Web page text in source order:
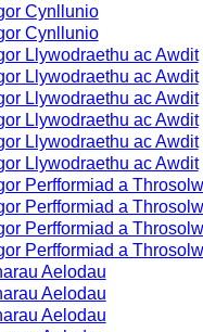
Cynllunio
Cynllunio
Llywodraethu ac Awdit
Llywodraethu ac Awdit
Llywodraethu ac Awdit
Llywodraethu ac Awdit
Llywodraethu ac Awdit
Llywodraethu ac Awdit
Perfformiad a
Perfformiad a
Perfformiad a
Perfformiad a
Aelodau
Aelodau
Aelodau